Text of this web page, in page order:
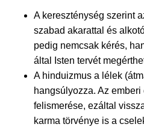
A kereszténység szerint
szabad akarattal és
pedig nemcsak kérés,
által Isten tervét
A hinduizmus a lélek
hangsúlyozza. Az
felismerése, ezáltal
karma törvénye is a